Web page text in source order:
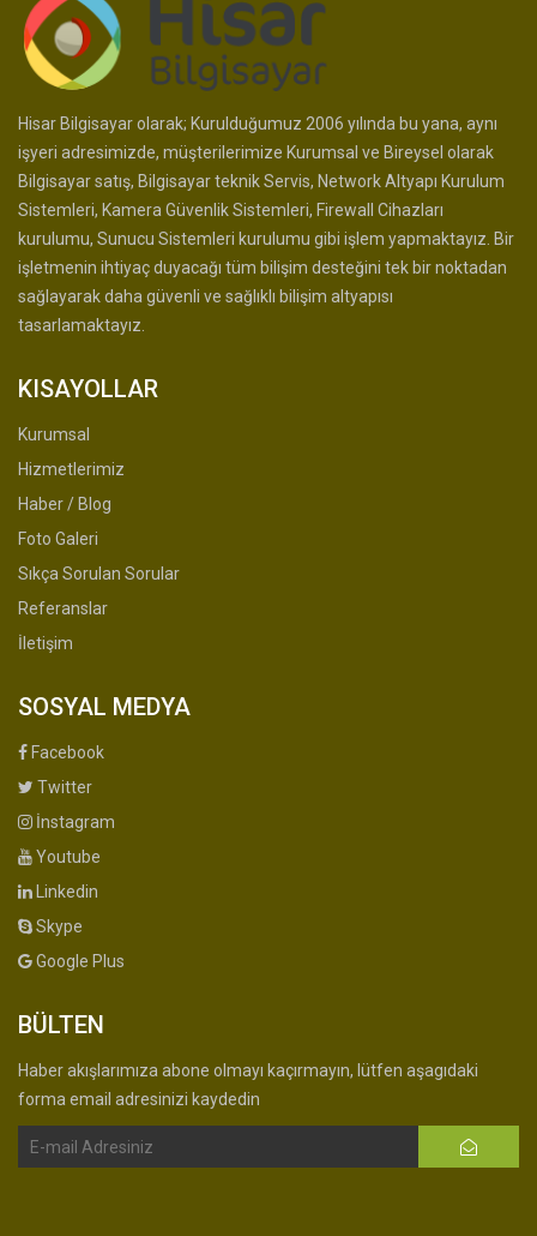
Hisar Bilgisayar olarak; Kurulduğumuz 2006 yılında bu yana, aynı
işyeri adresimizde, müşterilerimize Kurumsal ve Bireysel olarak
Bilgisayar satış, Bilgisayar teknik Servis, Network Altyapı Kurulum
Sistemleri, Kamera Güvenlik Sistemleri, Firewall Cihazları
kurulumu, Sunucu Sistemleri kurulumu gibi işlem yapmaktayız. Bir
işletmenin ihtiyaç duyacağı tüm bilişim desteğini tek bir noktadan
sağlayarak daha güvenli ve sağlıklı bilişim altyapısı
tasarlamaktayız.
KISAYOLLAR
Kurumsal
Hizmetlerimiz
Haber / Blog
Foto Galeri
Sıkça Sorulan Sorular
Referanslar
İletişim
SOSYAL MEDYA
Facebook
Twitter
İnstagram
Youtube
Linkedin
Skype
Google Plus
BÜLTEN
Haber akışlarımıza abone olmayı kaçırmayın, lütfen aşagıdaki
forma email adresinizi kaydedin